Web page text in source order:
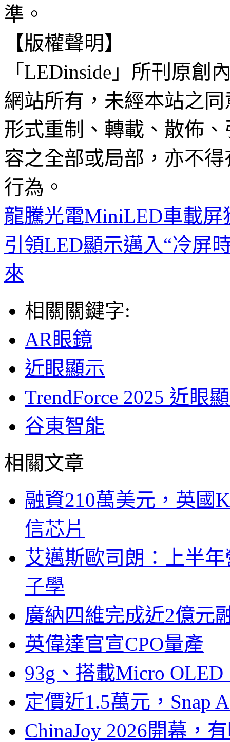
準。
【版權聲明】
「LEDinside」所刊原創
網站所有，未經本站之
形式重制、轉載、散佈
容之全部或局部，亦不
行為。
龍騰光電MiniLED車載屏
引領LED顯示邁入“冷屏
來
相關關鍵字:
AR眼鏡
近眼顯示
TrendForce 2025 近眼
谷東智能
相關文章
融資210萬美元，英國
信芯片
艾邁斯歐司朗：上半
子學
廣納四維完成近2億元
英偉達官宣CPO量產
93g、搭載Micro
定價近1.5萬元，Snap
ChinaJoy 2026開幕，